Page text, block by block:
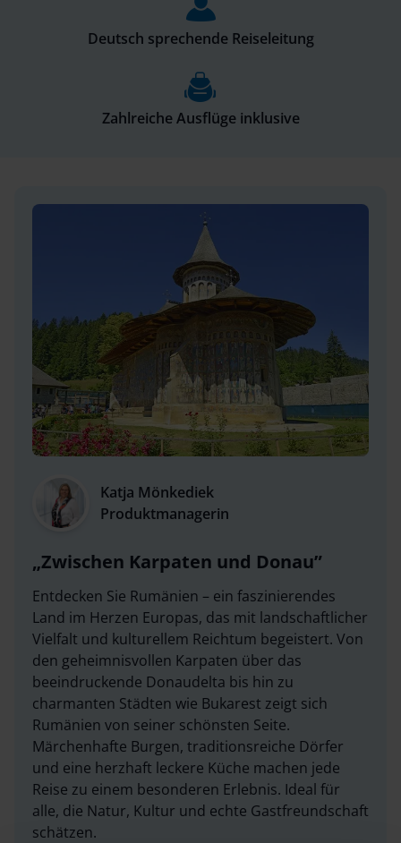
Deutsch sprechende Reiseleitung
Zahlreiche Ausflüge inklusive
Katja Mönkediek
Produktmanagerin
Zwischen Karpaten und Donau
Entdecken Sie Rumänien – ein faszinierendes
Land im Herzen Europas, das mit landschaftlicher
Vielfalt und kulturellem Reichtum begeistert. Von
den geheimnisvollen Karpaten über das
beeindruckende Donaudelta bis hin zu
charmanten Städten wie Bukarest zeigt sich
Rumänien von seiner schönsten Seite.
Märchenhafte Burgen, traditionsreiche Dörfer
und eine herzhaft leckere Küche machen jede
Reise zu einem besonderen Erlebnis. Ideal für
alle, die Natur, Kultur und echte Gastfreundschaft
schätzen.